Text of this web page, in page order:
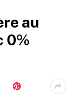
au
0%